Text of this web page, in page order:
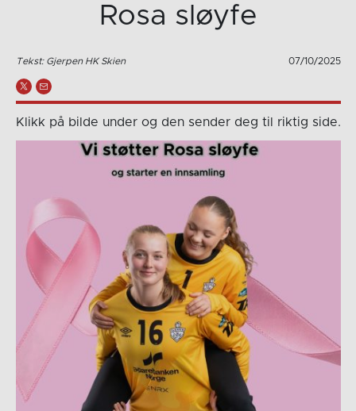
Rosa sløyfe
Tekst: Gjerpen HK Skien 07/10/2025
Klikk på bilde under og den sender deg til riktig side.